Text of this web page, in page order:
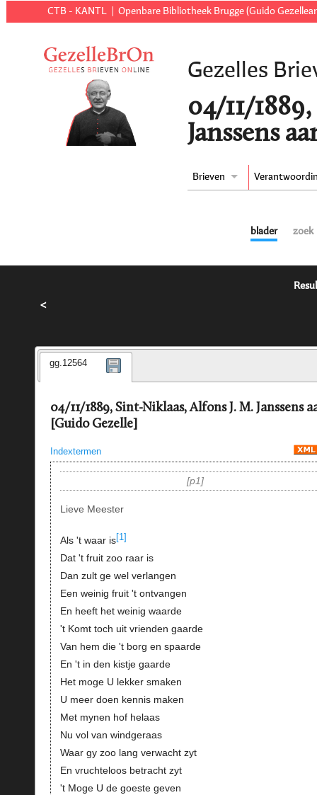
CTB - KANTL Openbare Bibliotheek Brugge (Guido
Gezelles
04/11/
Janssens
Brieven
blader zoek
<
gg.12564
04/11/1889, Sint-Niklaas, Alfons J. M. Janssens
[Guido Gezelle]
Indextermen
p1
Lieve Meester
Als 't waar is[1]
Dat 't fruit zoo raar is
Dan zult ge wel verlangen
Een weinig fruit 't ontvangen
En heeft het weinig waarde
't Komt toch uit vrienden gaarde
Van hem die 't borg en spaarde
En 't in den kistje gaarde
Het moge U lekker smaken
U meer doen kennis maken
Met mynen hof helaas
Nu vol van windgeraas
Waar gy zoo lang verwacht zyt
En vruchteloos betracht zyt
't Moge U de goeste geven